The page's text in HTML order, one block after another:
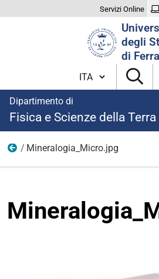
Servizi Online
degli
di
Cambia lingua
Dipartimento di
Fisica e Scienze della Terra
Ricerca
Mineralogia_Micro.jpg